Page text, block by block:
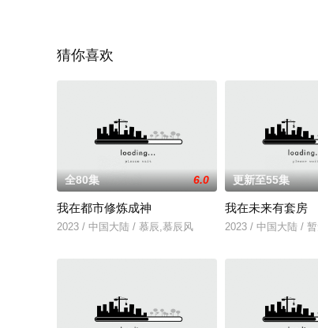
猜你喜欢
全80集 6.0
我在都市修炼成神
2023 / 中国大陆 / 慕辰,慕辰风
更新至55集
我在未来有套房
2023 / 中国大陆 /